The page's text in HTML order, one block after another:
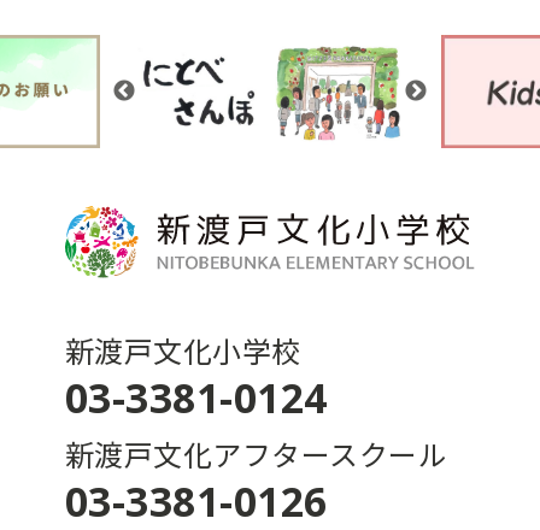
新渡戸文化小学校
03-3381-0124
新渡戸文化アフタースクール
03-3381-0126